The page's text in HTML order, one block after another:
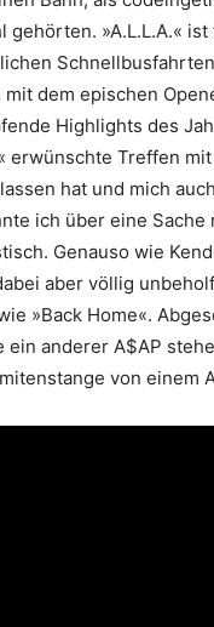
gehörten. »A.L.L.A.«
dem epischen
Highlights des
erwünschte Treffen
hat und mich
ich über eine
Genauso wie
aber völlig
»Back Home«.
anderer A$AP
von einem